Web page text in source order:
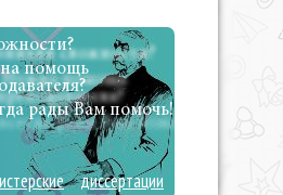
помощь
рады Вам помочь!
диссертации